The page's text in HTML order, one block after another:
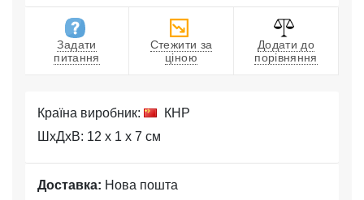
Задати
питання
Стежити за
ціною
Додати до
порівняння
Країна виробник:
КНР
ШхДхВ: 12 x 1 x 7 см
Доставка: Нова пошта